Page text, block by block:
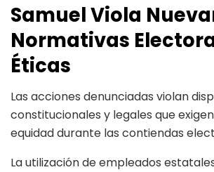
Samuel Viola
Normativas
Éticas
Las acciones denunciadas violan
constitucionales y legales que
equidad durante las contiendas
La utilización de empleados